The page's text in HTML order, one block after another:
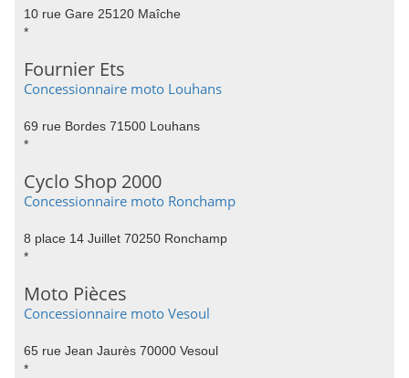
10 rue Gare 25120 Maîche
*
Fournier Ets
Concessionnaire moto Louhans
69 rue Bordes 71500 Louhans
*
Cyclo Shop 2000
Concessionnaire moto Ronchamp
8 place 14 Juillet 70250 Ronchamp
*
Moto Pièces
Concessionnaire moto Vesoul
65 rue Jean Jaurès 70000 Vesoul
*